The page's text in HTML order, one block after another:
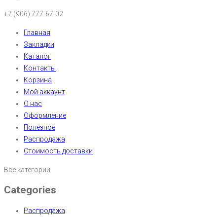
+7 (906) 777-67-02
Главная
Закладки
Каталог
Контакты
Корзина
Мой аккаунт
О нас
Оформление
Полезное
Распродажа
Стоимость доставки
Все категории
Categories
Распродажа